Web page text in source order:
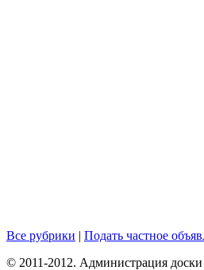
Все рубрики | Подать частное
© 2011-2012. Администрация доски